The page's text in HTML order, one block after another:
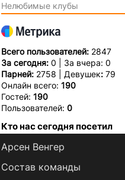
Нелюбимые клубы
Всего пользователей: 2847
За сегодня: 0 | За вчера: 0
Парней: 2758 | Девушек: 79
Онлайн всего: 190
Гостей: 190
Пользователей: 0
Кто нас сегодня посетил
Арсен Венгер
Состав команды